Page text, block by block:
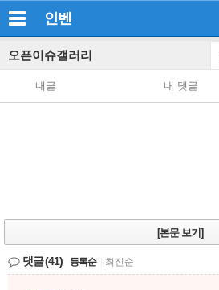
인벤
오픈이슈갤러리
내글 내 댓글
[본문 보기]
댓글(41) 등록순 최신순